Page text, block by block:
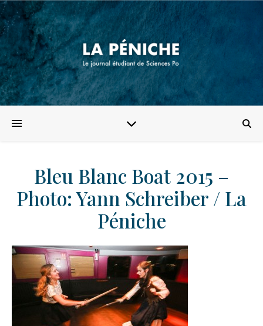
Bleu Blanc Boat 2015 –
Photo: Yann Schreiber / La
Péniche